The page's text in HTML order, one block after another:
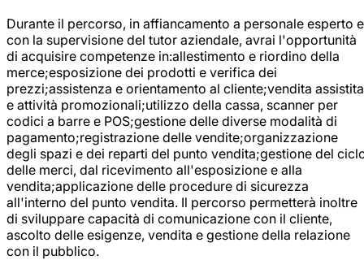
Durante il percorso, in affiancamento a personale esperto e
con la supervisione del tutor aziendale, avrai l'opportunità
di acquisire competenze in:allestimento e riordino della
merce;esposizione dei prodotti e verifica dei
prezzi;assistenza e orientamento al cliente;vendita assistita
e attività promozionali;utilizzo della cassa, scanner per
codici a barre e POS;gestione delle diverse modalità di
pagamento;registrazione delle vendite;organizzazione
degli spazi e dei reparti del punto vendita;gestione del
delle merci, dal ricevimento all'esposizione e alla
vendita;applicazione delle procedure di sicurezza
all'interno del punto vendita. Il percorso permetterà inoltre
di sviluppare capacità di comunicazione con il cliente,
ascolto delle esigenze, vendita e gestione della relazione
con il pubblico.